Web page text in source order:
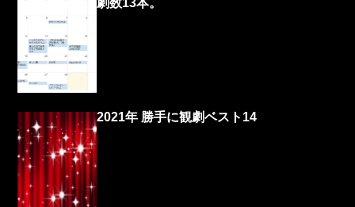
劇数13本。
2021年 勝手に観劇ベスト14